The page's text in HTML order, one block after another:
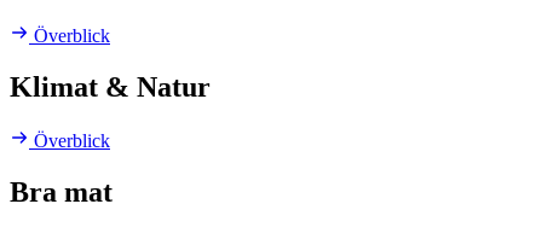
Överblick
Klimat & Natur
Överblick
Bra mat